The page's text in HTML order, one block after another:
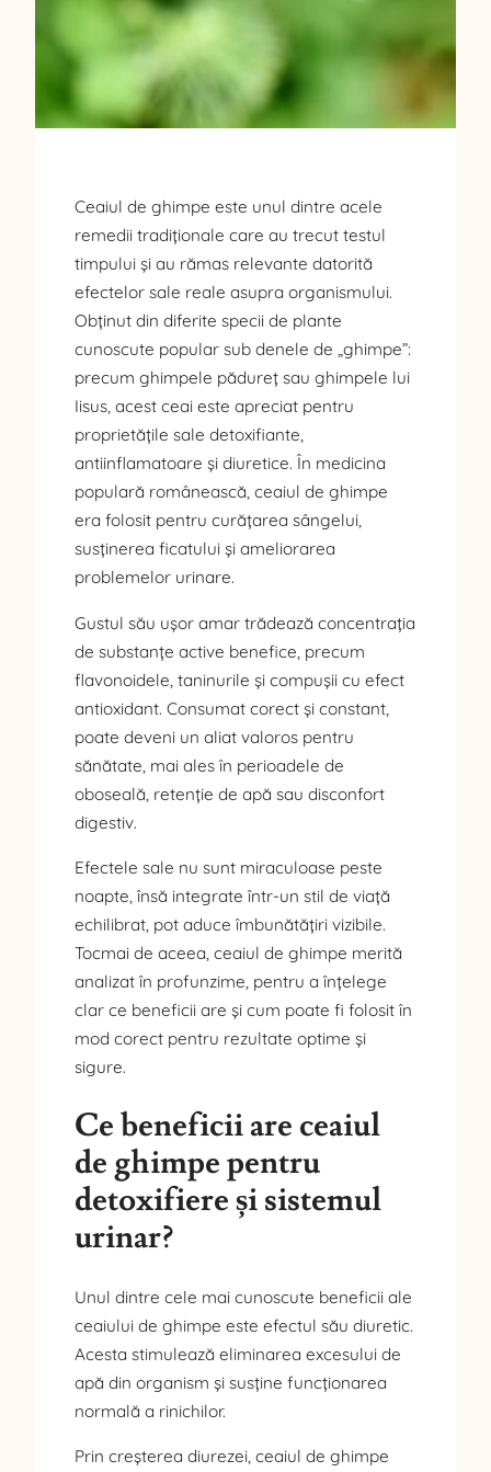
Ceaiul de ghimpe este unul dintre acele
remedii tradiționale care au trecut testul
timpului și au rămas relevante datorită
efectelor sale reale asupra organismului.
Obținut din diferite specii de plante
cunoscute popular sub denele de „ghimpe”:
precum ghimpele pădureț sau ghimpele lui
Iisus, acest ceai este apreciat pentru
proprietățile sale detoxifiante,
antiinflamatoare și diuretice. În medicina
populară românească, ceaiul de ghimpe
era folosit pentru curățarea sângelui,
susținerea ficatului și ameliorarea
problemelor urinare.
Gustul său ușor amar trădează concentrația
de substanțe active benefice, precum
flavonoidele, taninurile și compușii cu efect
antioxidant. Consumat corect și constant,
poate deveni un aliat valoros pentru
sănătate, mai ales în perioadele de
oboseală, retenție de apă sau disconfort
digestiv.
Efectele sale nu sunt miraculoase peste
noapte, însă integrate într-un stil de viață
echilibrat, pot aduce îmbunătățiri vizibile.
Tocmai de aceea, ceaiul de ghimpe merită
analizat în profunzime, pentru a înțelege
clar ce beneficii are și cum poate fi folosit în
mod corect pentru rezultate optime și
sigure.
Ce beneficii are ceaiul
de ghimpe pentru
detoxifiere și sistemul
urinar?
Unul dintre cele mai cunoscute beneficii ale
ceaiului de ghimpe este efectul său diuretic.
Acesta stimulează eliminarea excesului de
apă din organism și susține funcționarea
normală a rinichilor.
Prin creșterea diurezei, ceaiul de ghimpe